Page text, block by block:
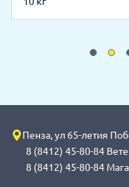
Пенза, ул 65-летия
8 (8412) 45-80-84
8 (8412) 45-80-84